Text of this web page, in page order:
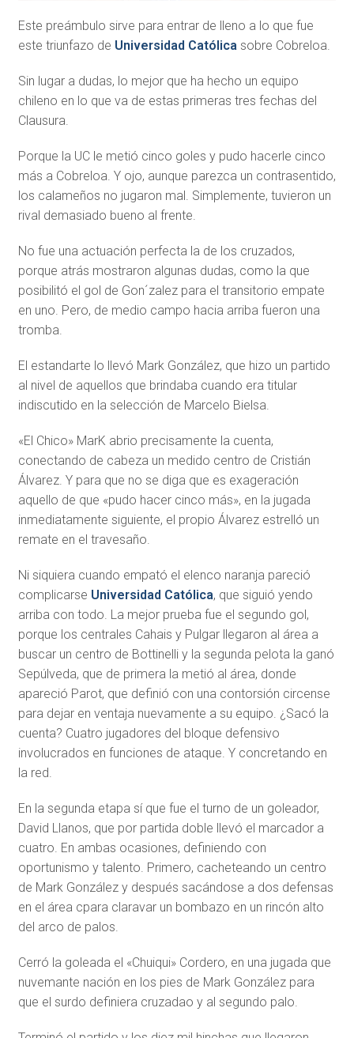
Este preámbulo sirve para entrar de lleno a lo que fue
este triunfazo de Universidad Católicasobre Cobreloa.
Sin lugar a dudas, lo mejor que ha hecho un equipo
chileno en lo que va de estas primeras tres fechas del
Clausura.
Porque la UC le metió cinco goles y pudo hacerle cinco
más a Cobreloa. Y ojo, aunque parezca un contrasentido,
los calameños no jugaron mal. Simplemente, tuvieron un
rival demasiado bueno al frente.
No fue una actuación perfecta la de los cruzados,
porque atrás mostraron algunas dudas, como la que
posibilitó el gol de Gon´zalez para el transitorio empate
en uno. Pero, de medio campo hacia arriba fueron una
tromba.
El estandarte lo llevó Mark González, que hizo un partido
al nivel de aquellos que brindaba cuando era titular
indiscutido en la selección de Marcelo Bielsa.
«El Chico» MarK abrio precisamente la cuenta,
conectando de cabeza un medido centro de Cristián
Álvarez. Y para que no se diga que es exageración
aquello de que «pudo hacer cinco más», en la jugada
inmediatamente siguiente, el propio Álvarez estrelló un
remate en el travesaño.
Ni siquiera cuando empató el elenco naranja pareció
complicarse Universidad Católica, que siguió yendo
arriba con todo. La mejor prueba fue el segundo gol,
porque los centrales Cahais y Pulgar llegaron al área a
buscar un centro de Bottinelli y la segunda pelota la ganó
Sepúlveda, que de primera la metió al área, donde
apareció Parot, que definió con una contorsión circense
para dejar en ventaja nuevamente a su equipo. ¿Sacó la
cuenta? Cuatro jugadores del bloque defensivo
involucrados en funciones de ataque. Y concretando en
la red.
En la segunda etapa sí que fue el turno de un goleador,
David Llanos, que por partida doble llevó el marcador a
cuatro. En ambas ocasiones, definiendo con
oportunismo y talento. Primero, cacheteando un centro
de Mark González y después sacándose a dos defensas
en el área cpara claravar un bombazo en un rincón alto
del arco de palos.
Cerró la goleada el «Chuiqui» Cordero, en una jugada que
nuvemante nación en los pies de Mark González para
que el surdo definiera cruzadao y al segundo palo.